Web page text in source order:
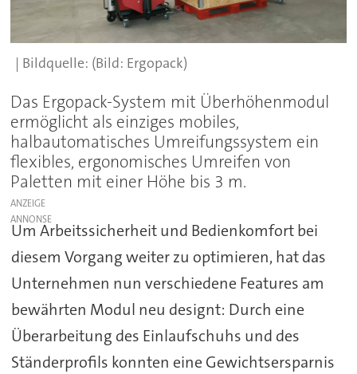
(Bild: Ergopack)
Das Ergopack-System mit Überhöhenmodul
ermöglicht als einziges mobiles,
halbautomatisches Umreifungssystem ein
flexibles, ergonomisches Umreifen von
Paletten mit einer Höhe bis 3 m.
ANZEIGE
Um Arbeitssicherheit und Bedienkomfort bei
diesem Vorgang weiter zu optimieren, hat das
Unternehmen nun verschiedene Features am
bewährten Modul neu designt: Durch eine
Überarbeitung des Einlaufschuhs und des
Ständerprofils konnten eine Gewichtsersparnis